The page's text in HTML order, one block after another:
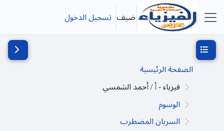
تخطى إلى المحتوى الرئيسي
واجهة جانبية
ضيف تسجيل الدخول
الصفحة الرئيسية
فيزياء - أ / أحمد الشمسي
الوسوم
السريان المضطرب
فتح فهرس المقرر فتح